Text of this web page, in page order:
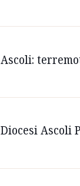
Ascoli:
Diocesi Ascoli